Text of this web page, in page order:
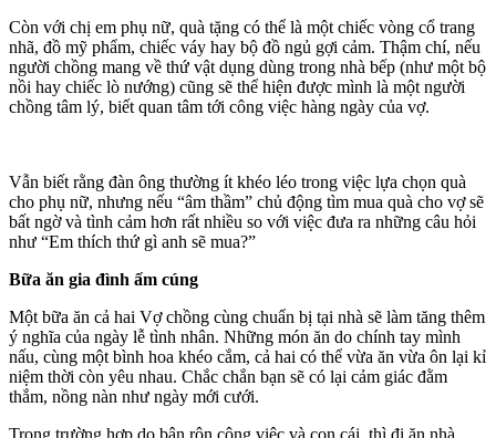
Còn với chị em phụ nữ, quà tặng có thể là một chiếc vòng cổ trang
nhã, đồ mỹ phẩm, chiếc váy hay bộ đồ ngủ gợi cảm. Thậm chí, nếu
người chồng mang về thứ vật dụng dùng trong nhà bếp (như một bộ
nồi hay chiếc lò nướng) cũng sẽ thể hiện được mình là một người
chồng tâm lý, biết quan tâm tới công việc hàng ngày của vợ.
Vẫn biết rằng đàn ông thường ít khéo léo trong việc lựa chọn quà
cho phụ nữ, nhưng nếu “âm thầm” chủ động tìm mua quà cho vợ sẽ
bất ngờ và tình cảm hơn rất nhiều so với việc đưa ra những câu hỏi
như “Em thích thứ gì anh sẽ mua?”
Bữa ăn gia đình ấm cúng
Một bữa ăn cả hai Vợ chồng cùng chuẩn bị tại nhà sẽ làm tăng thêm
ý nghĩa của ngày lễ tình nhân. Những món ăn do chính tay mình
nấu, cùng một bình hoa khéo cắm, cả hai có thể vừa ăn vừa ôn lại kỉ
niệm thời còn yêu nhau. Chắc chắn bạn sẽ có lại cảm giác đằm
thắm, nồng nàn như ngày mới cưới.
Trong trường hợp do bận rộn công việc và con cái, thì đi ăn nhà